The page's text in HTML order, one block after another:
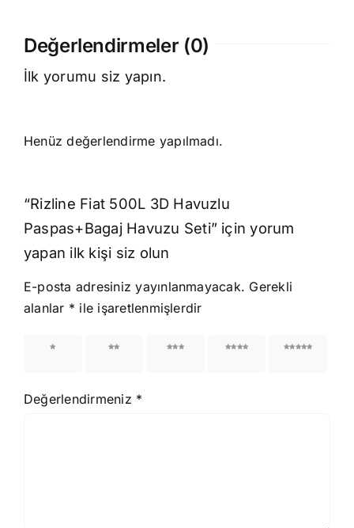
Değerlendirmeler (0)
İlk yorumu siz yapın.
Henüz değerlendirme yapılmadı.
“Rizline Fiat 500L 3D Havuzlu
Paspas+Bagaj Havuzu Seti” için yorum
yapan ilk kişi siz olun
E-posta adresiniz yayınlanmayacak. Gerekli
alanlar * ile işaretlenmişlerdir
2/5
3/5
4/5
5/5
Değerlendirmeniz *